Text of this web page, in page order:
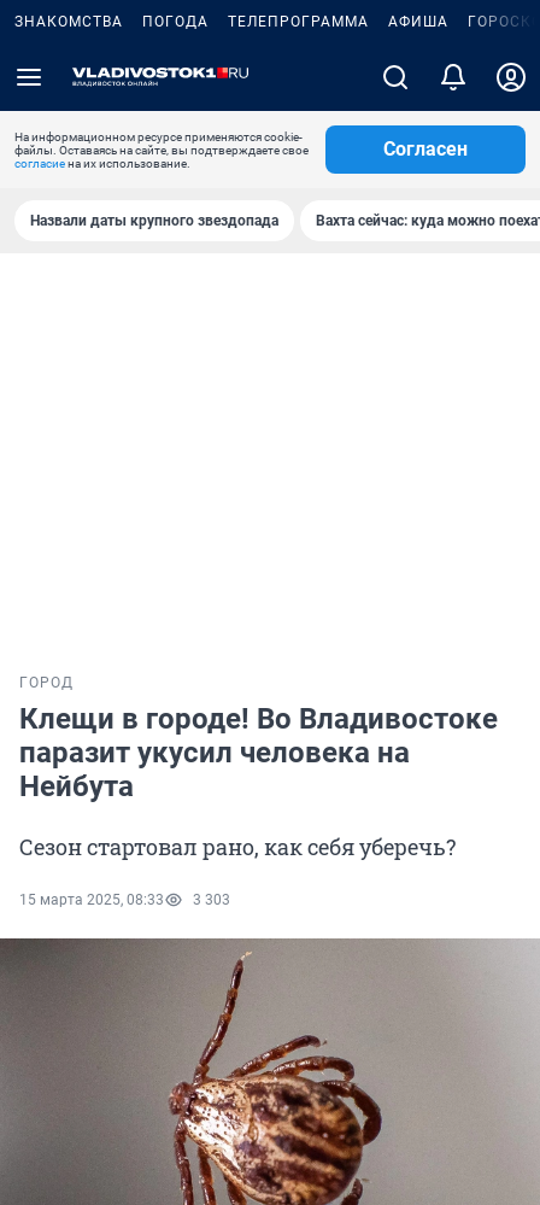
ЗНАКОМСТВА ПОГОДА ТЕЛЕПРОГРАММА АФИША
На информационном ресурсе применяются cookie-
файлы. Оставаясь на сайте, вы подтверждаете свое
согласиена их использование.
Согласен
Назвали даты крупного звездопада Вахта сейчас: куда можно
ГОРОД
Клещи в городе! Во Владивостоке
паразит укусил человека на
Нейбута
Сезон стартовал рано, как себя уберечь?
15 марта 2025, 08:33 3 303